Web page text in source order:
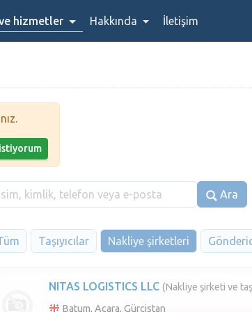
hizmetler Hakkında İletişim
Ara
Taşıyıcılar Nakliye şirketleri
NITAS LOGISTICS LLC (Nakliye şirketi ve
Batum, Acara, Gürcistan